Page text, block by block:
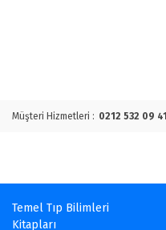
Müşteri Hizmetleri : 0212 532 09 41
Temel Tıp Bilimleri
Kitapları